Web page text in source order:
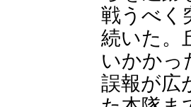
戦うべく
続いた。
いかかっ
誤報が広